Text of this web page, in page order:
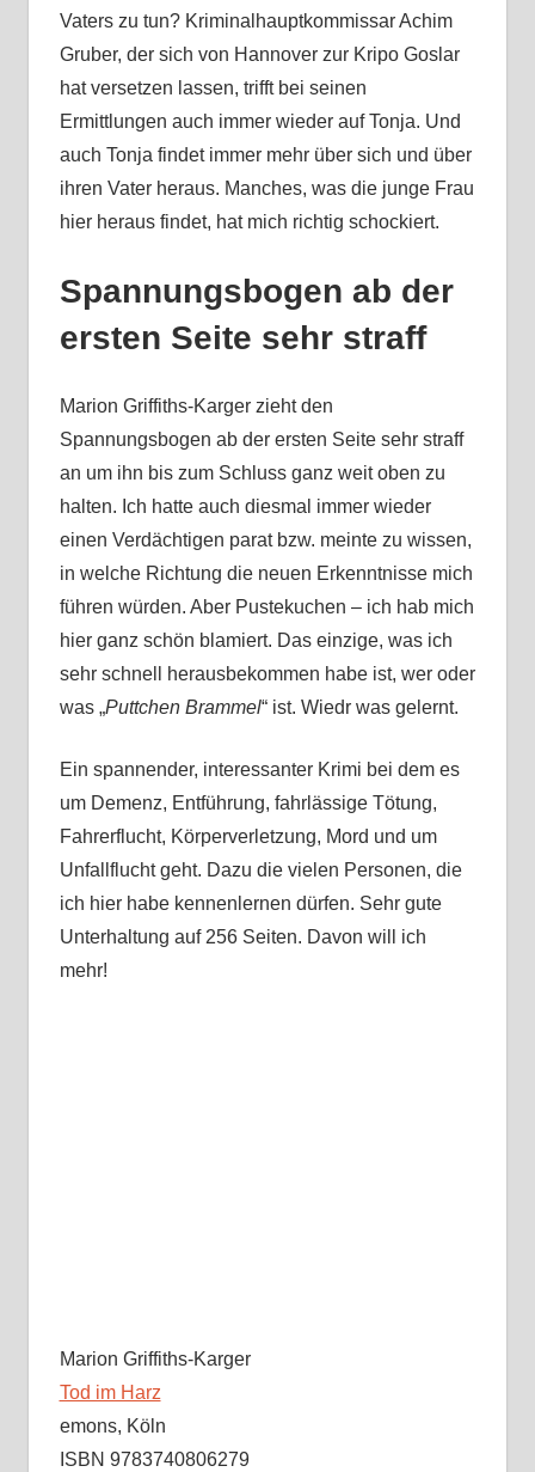
Vaters zu tun? Kriminalhauptkommissar Achim
Gruber, der sich von Hannover zur Kripo Goslar
hat versetzen lassen, trifft bei seinen
Ermittlungen auch immer wieder auf Tonja. Und
auch Tonja findet immer mehr über sich und über
ihren Vater heraus. Manches, was die junge Frau
hier heraus findet, hat mich richtig schockiert.
Spannungsbogen ab der
ersten Seite sehr straff
Marion Griffiths-Karger zieht den
Spannungsbogen ab der ersten Seite sehr straff
an um ihn bis zum Schluss ganz weit oben zu
halten. Ich hatte auch diesmal immer wieder
einen Verdächtigen parat bzw. meinte zu wissen,
in welche Richtung die neuen Erkenntnisse mich
führen würden. Aber Pustekuchen – ich hab mich
hier ganz schön blamiert. Das einzige, was ich
sehr schnell herausbekommen habe ist, wer oder
was „Puttchen Brammel“ ist. Wiedr was gelernt.
Ein spannender, interessanter Krimi bei dem es
um Demenz, Entführung, fahrlässige Tötung,
Fahrerflucht, Körperverletzung, Mord und um
Unfallflucht geht. Dazu die vielen Personen, die
ich hier habe kennenlernen dürfen. Sehr gute
Unterhaltung auf 256 Seiten. Davon will ich
mehr!
Marion Griffiths-Karger
Tod im Harz
emons, Köln
ISBN 9783740806279